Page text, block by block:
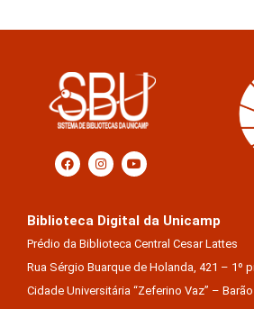
Biblioteca Digital da Unicamp
Prédio da Biblioteca Central Cesar Lattes
Rua Sérgio Buarque de Holanda, 421 – 1º
Cidade Universitária “Zeferino Vaz” –